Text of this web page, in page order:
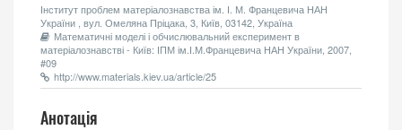
Інститут проблем матеріалознавства ім. І. М. Францевича НАН
України , вул. Омеляна Пріцака, 3, Київ, 03142, Україна
Математичні моделі і обчислювальний експеримент в
матеріалознавстві - Київ: ІПМ ім.І.М.Францевича НАН України, 2007,
#09
http://www.materials.kiev.ua/article/25
Анотація